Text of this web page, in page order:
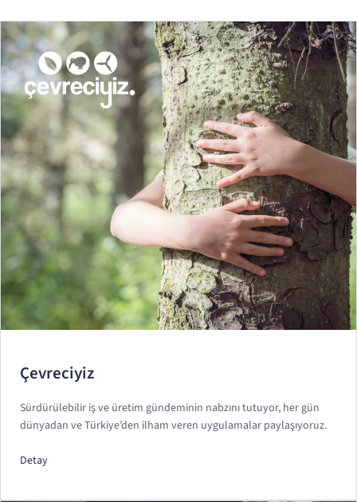
Çevreciyiz
Sürdürülebilir iş ve üretim gündeminin nabzını tutuyor, her gün
dünyadan ve Türkiye’den ilham veren uygulamalar paylaşıyoruz.
Detay